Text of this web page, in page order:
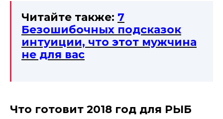
Читайте также: 7
Безошибочных подсказок
интуиции, что этот мужчина
не для вас
Что готовит 2018 год для РЫБ